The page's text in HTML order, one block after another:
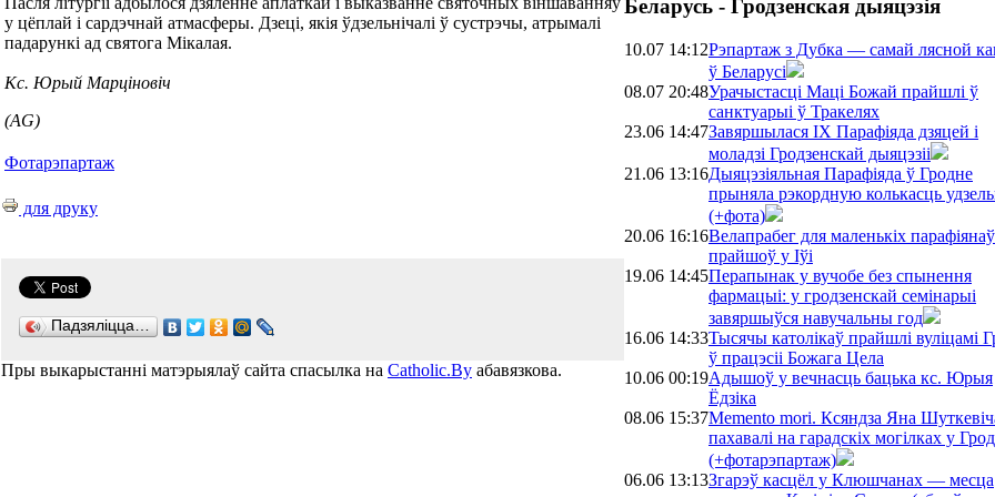
у цёплай і сардэчнай атмасферы. Дзеці, якія ўдзельнічалі ў сустрэчы, атрымалі
падарункі ад святога Мікалая.
Кс. Юрый Марціновіч
(AG)
Фотарэпартаж
для друку
Падзяліцца…
Пры выкарыстанні матэрыялаў сайта спасылка на Catholic.By абавязкова.
Беларусь - Гродзенская дыяцэзія
10.07 14:12Рэпартаж з Дубка — самай лясной
ў Беларусі
08.07 20:48Урачыстасці Маці Божай прайшлі ў
санктуарыі ў Тракелях
23.06 14:47Завяршылася IX Парафіяда дзяцей і
моладзі Гродзенскай дыяцэзіі
21.06 13:16Дыяцэзіяльная Парафіяда ў Гродне
прыняла рэкордную колькасць
(+фота)
20.06 16:16Велапрабег для маленькіх парафіянаў
прайшоў у Іўі
19.06 14:45Перапынак у вучобе без спынення
фармацыі: у гродзенскай семінарыі
завяршыўся навучальны год
16.06 14:33Тысячы католікаў прайшлі вуліцамі
ў працэсіі Божага Цела
10.06 00:19Адышоў у вечнасць бацька кс. Юрыя
Ёдзіка
08.06 15:37Memento mori. Ксяндза Яна
пахавалі на гарадскіх могілках у
(+фотарэпартаж)
06.06 13:13Згарэў касцёл у Клюшчанах — месца